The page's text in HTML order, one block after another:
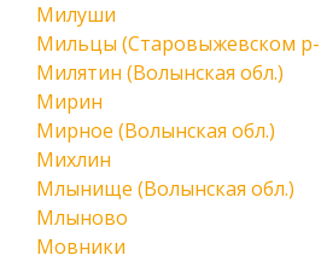
Милуши
Мильцы (Старовыжевском р-
Милятин (Волынская обл.)
Мирин
Мирное (Волынская обл.)
Михлин
Млынище (Волынская обл.)
Млыново
Мовники